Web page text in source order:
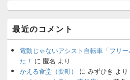
最近のコメント
電動じゃないアシスト自転車「フリ
た！ に 匿名 より
かえる食堂（要町）
に みずひき より